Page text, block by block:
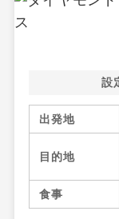
設
出発地
目的地
食事